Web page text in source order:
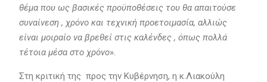
θέμα που ως βασικές προϋποθέσεις του θα απαιτούσε
συναίνεση , χρόνο και τεχνική προετοιμασία, αλλιώς
είναι μοιραίο να βρεθεί στις καλένδες , όπως πολλά
τέτοια μέσα στο χρόνο».
Στη κριτική της προς την Κυβέρνηση, η κ.Λιακούλη